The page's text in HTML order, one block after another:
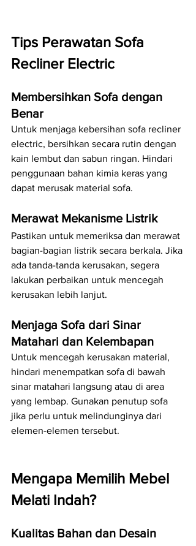
Tips Perawatan Sofa
Recliner Electric
Membersihkan Sofa dengan
Benar
Untuk menjaga kebersihan sofa recliner
electric, bersihkan secara rutin dengan
kain lembut dan sabun ringan. Hindari
penggunaan bahan kimia keras yang
dapat merusak material sofa.
Merawat Mekanisme Listrik
Pastikan untuk memeriksa dan merawat
bagian-bagian listrik secara berkala. Jika
ada tanda-tanda kerusakan, segera
lakukan perbaikan untuk mencegah
kerusakan lebih lanjut.
Menjaga Sofa dari Sinar
Matahari dan Kelembapan
Untuk mencegah kerusakan material,
hindari menempatkan sofa di bawah
sinar matahari langsung atau di area
yang lembap. Gunakan penutup sofa
jika perlu untuk melindunginya dari
elemen-elemen tersebut.
Mengapa Memilih Mebel
Melati Indah?
Kualitas Bahan dan Desain